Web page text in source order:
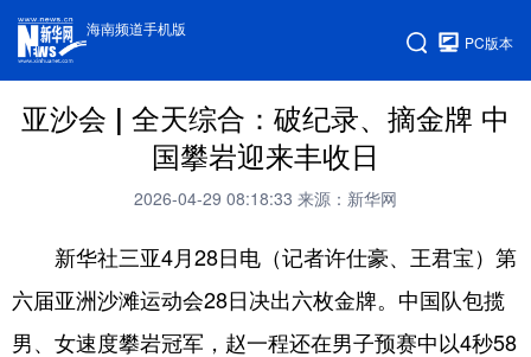
海南频道手机版
PC版本
亚沙会 | 全天综合：破纪录、摘金牌 中
国攀岩迎来丰收日
2026-04-29 08:18:33 来源：新华网
新华社三亚4月28日电（记者许仕豪、王君宝）第
六届亚洲沙滩运动会28日决出六枚金牌。中国队包揽
男、女速度攀岩冠军，赵一程还在男子预赛中以4秒58